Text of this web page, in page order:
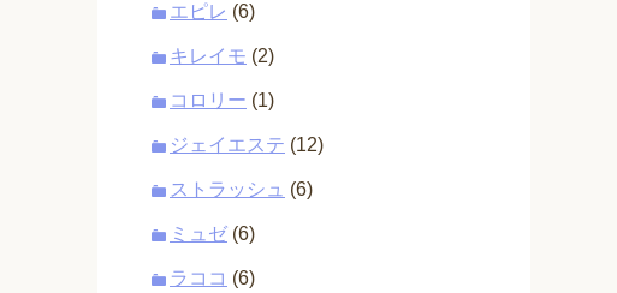
エピレ (6)
キレイモ (2)
コロリー (1)
ジェイエステ (12)
ストラッシュ (6)
ミュゼ (6)
ラココ (6)